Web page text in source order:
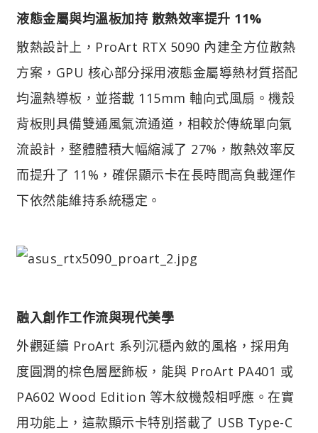
液態金屬與均溫板加持 散熱效率提升 11%​
散熱設計上，ProArt RTX 5090 內建全方位散熱
方案，GPU 核心部分採用液態金屬導熱材質搭配
均溫熱導板，並搭載 115mm 軸向式風扇。機殼
背板則具備雙通風氣流通道，相較於傳統單向氣
流設計，整體體積大幅縮減了 27%，散熱效率反
而提升了 11%，確保顯示卡在長時間高負載運作
下依然能維持系統穩定。
融入創作工作流與現代美學​
外觀延續 ProArt 系列沉穩內斂的風格，採用角
度圓潤的棕色層壓飾板，能與 ProArt PA401 或
PA602 Wood Edition 等木紋機殼相呼應。在實
用功能上，這款顯示卡特別搭載了 USB Type-C